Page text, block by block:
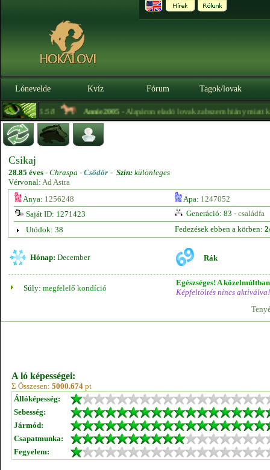
Lónevelde Kvíz Fórum Tagok/lovak
-16:58 Annie2005- Alapáron eladó lovak zabszem hiány miatt
Csikaj
28.85 éves - Chraspa - Csődör - Szín: különleges
Vérvonal: Ad Astra
Anya: 1256248 Apa: 1247052
Saját ID: 1271423
Generáció: 83 - családfa
Utódok: 38
Fedezések ebben a körben:
Hónap: December Rák
Súly: megfelelő kondíció
Egészséges! A
Képfeltöltés nincs aktiválva!
A ló képességei:
Σ Összesen: 5000.674 pt
Állóképesség:
Sebesség:
Jármód:
Csapatmunka:
Fegyelem: